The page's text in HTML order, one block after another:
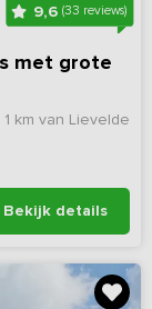
9,6 (33 reviews)
met grote
1 km van Lievelde
Bekijk details